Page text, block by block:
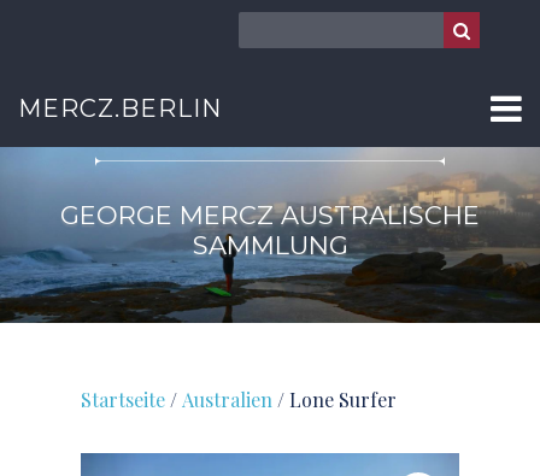
MERCZ.BERLINAUSTRALIEN
GEORGE MERCZ AUSTRALISCHE
SAMMLUNG
Startseite / Australien / Lone Surfer